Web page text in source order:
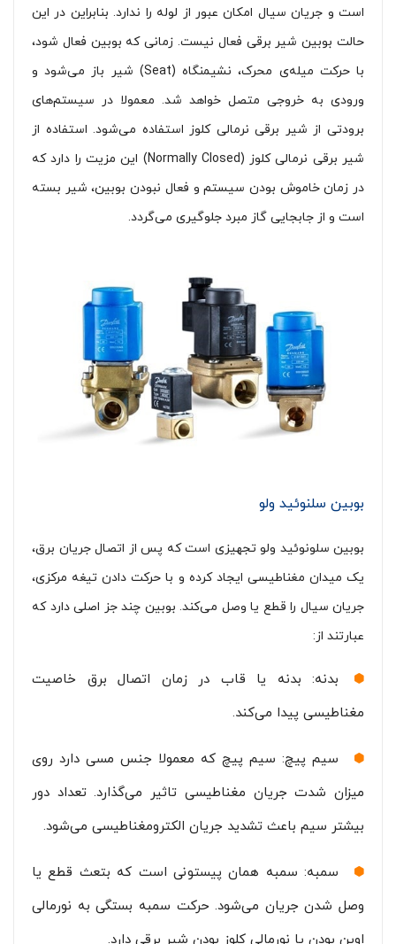
است و جریان سیال امکان عبور از لوله را ندارد. بنابراین در این
حالت بوبین شیر برقی فعال نیست. زمانی که بوبین فعال شود،
با حرکت میله‌ی محرک، نشیمنگاه (Seat) شیر باز می‌شود و
ورودی به خروجی متصل خواهد شد. معمولا در سیستم‌های
برودتی از شیر برقی نرمالی کلوز استفاده می‌شود. استفاده از
شیر برقی نرمالی کلوز (Normally Closed) این مزیت را دارد که
در زمان خاموش بودن سیستم و فعال نبودن بوبین، شیر بسته
است و از جابجایی گاز مبرد جلوگیری می‌گردد.
بوبین سلنوئید ولو
بوبین سلونوئید ولو تجهیزی است که پس از اتصال جریان برق،
یک میدان مغناطیسی ایجاد کرده و با حرکت دادن تیغه مرکزی،
جریان سیال را قطع یا وصل می‌کند. بوبین چند جز اصلی دارد که
عبارتند از:
بدنه: بدنه یا قاب در زمان اتصال برق خاصیت
مغناطیسی پیدا می‌کند.
سیم پیچ: سیم پیچ که معمولا جنس مسی دارد روی
میزان شدت جریان مغناطیسی تاثیر می‌گذارد. تعداد دور
بیشتر سیم باعث تشدید جریان الکترومغناطیسی می‌شود.
سمبه: سمبه همان پیستونی است که بتعث قطع یا
وصل شدن جریان می‌شود. حرکت سمبه بستگی به نورمالی
اوپن بودن یا نورمالی کلوز بودن شیر برقی دارد.